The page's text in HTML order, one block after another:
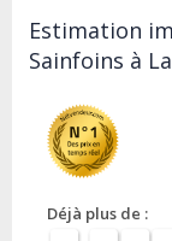
Estimation
Sainfoins à
Déjà plus de :